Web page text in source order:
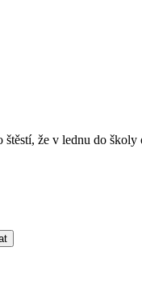
že v lednu do školy